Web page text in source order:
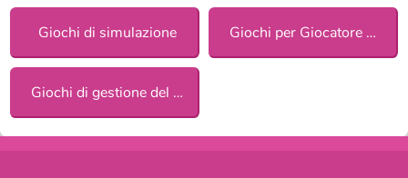
Giochi di simulazione Giochi per Giocatore Singolo
Giochi di gestione del tempo